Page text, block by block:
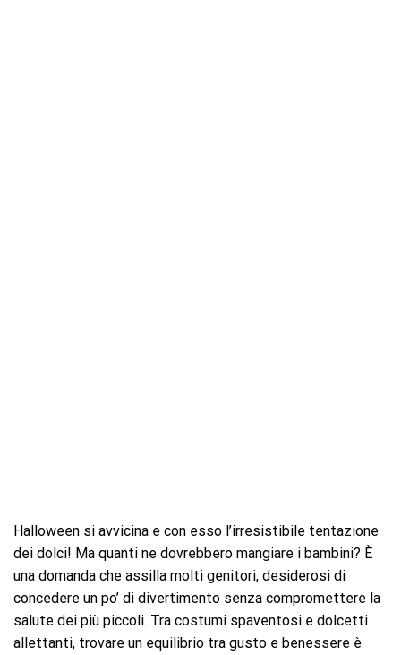
Halloween si avvicina e con esso l’irresistibile tentazione
dei dolci! Ma quanti ne dovrebbero mangiare i bambini? È
una domanda che assilla molti genitori, desiderosi di
concedere un po’ di divertimento senza compromettere la
salute dei più piccoli. Tra costumi spaventosi e dolcetti
allettanti, trovare un equilibrio tra gusto e benessere è